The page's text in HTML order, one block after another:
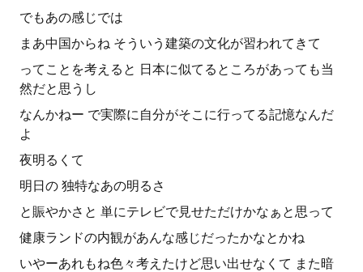
でもあの感じでは
まあ中国からね そういう建築の文化が習われてきて
ってことを考えると 日本に似てるところがあっても当
然だと思うし
なんかねー で実際に自分がそこに行ってる記憶なんだ
よ
夜明るくて
明日の 独特なあの明るさ
と賑やかさと 単にテレビで見せただけかなぁと思って
健康ランドの内観があんな感じだったかなとかね
いやーあれもね色々考えたけど思い出せなくて また暗